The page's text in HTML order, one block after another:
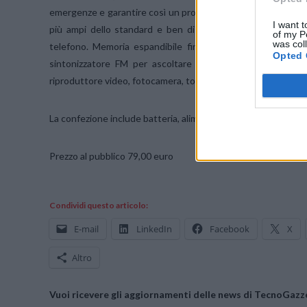
I want
of my
was
Opted
emergenze e garantire così un pronto soccorso in caso di
più ampi dello standard e ben distanziati tra loro per
telefono. Memoria espandibile fino a 16 GB, Bluetooth
sintonizzatore FM per ascoltare la radio e seguire
riproduttore video, fotocamera, torcia, tastiera numerica
La confezione include batteria, alimentatore, manuale e
Prezzo al pubblico 79,00 euro
Condividi questo articolo:
E-mail LinkedIn Facebook X
Altro
Vuoi ricevere gli aggiornamenti delle news di